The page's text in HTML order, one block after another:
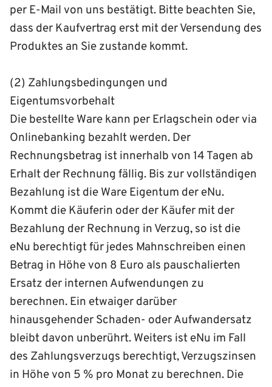
per E-Mail von uns bestätigt. Bitte beachten Sie,
dass der Kaufvertrag erst mit der Versendung des
Produktes an Sie zustande kommt.
(2) Zahlungsbedingungen und
Eigentumsvorbehalt
Die bestellte Ware kann per Erlagschein oder via
Onlinebanking bezahlt werden. Der
Rechnungsbetrag ist innerhalb von 14 Tagen ab
Erhalt der Rechnung fällig. Bis zur vollständigen
Bezahlung ist die Ware Eigentum der eNu.
Kommt die Käuferin oder der Käufer mit der
Bezahlung der Rechnung in Verzug, so ist die
eNu berechtigt für jedes Mahnschreiben einen
Betrag in Höhe von 8 Euro als pauschalierten
Ersatz der internen Aufwendungen zu
berechnen. Ein etwaiger darüber
hinausgehender Schaden- oder Aufwandersatz
bleibt davon unberührt. Weiters ist eNu im Fall
des Zahlungsverzugs berechtigt, Verzugszinsen
in Höhe von 5 % pro Monat zu berechnen. Die